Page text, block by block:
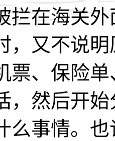
拦在海关
，又不说
票、保险
，然后开
么事情。